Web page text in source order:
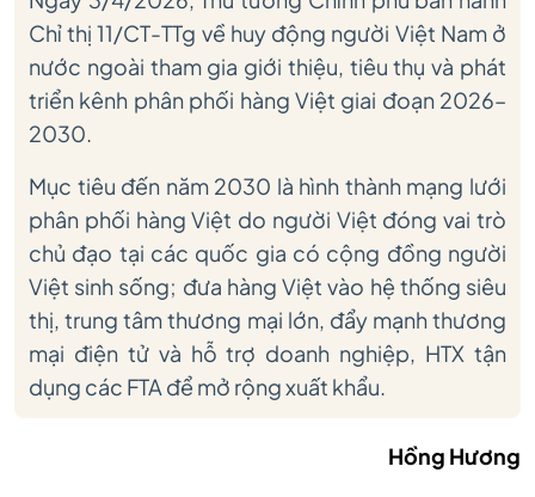
Chỉ thị 11/CT-TTg về huy động người Việt Nam ở
nước ngoài tham gia giới thiệu, tiêu thụ và phát
triển kênh phân phối hàng Việt giai đoạn 2026–
2030.
Mục tiêu đến năm 2030 là hình thành mạng lưới
phân phối hàng Việt do người Việt đóng vai trò
chủ đạo tại các quốc gia có cộng đồng người
Việt sinh sống; đưa hàng Việt vào hệ thống siêu
thị, trung tâm thương mại lớn, đẩy mạnh thương
mại điện tử và hỗ trợ doanh nghiệp, HTX tận
dụng các FTA để mở rộng xuất khẩu.
Hồng Hương